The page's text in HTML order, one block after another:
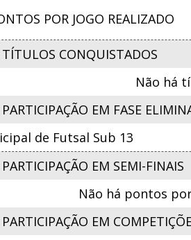
POR JOGO REALIZADO
CONQUISTADOS
Não há
EM FASE
de Futsal Sub 13
EM SEMI-FINAIS
Não há pontos
EM